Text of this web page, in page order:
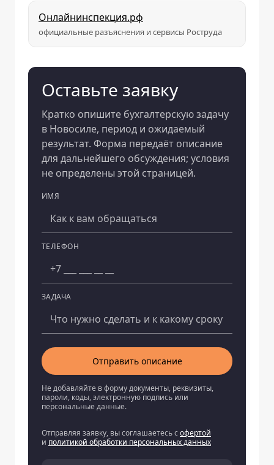
Онлайнинспекция.рф
официальные разъяснения и сервисы Роструда
Оставьте заявку
Кратко опишите бухгалтерскую задачу
в Новосиле, период и ожидаемый
результат. Форма передаёт описание
для дальнейшего обсуждения; условия
не определены этой страницей.
ИМЯ
ТЕЛЕФОН
ЗАДАЧА
Компания
Отправить описание
Не добавляйте в форму документы, реквизиты,
пароли, коды, электронную подпись или
персональные данные.
Отправляя заявку, вы соглашаетесь софертой
и политикой обработки персональных данных